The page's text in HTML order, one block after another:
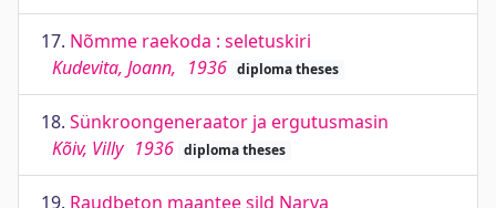
17. Nõmme raekoda : seletuskiri
Kudevita, Joann, 1936 diploma theses
18. Sünkroongeneraator ja ergutusmasin
Kõiv, Villy 1936 diploma theses
19. Raudbeton maantee sild Narva